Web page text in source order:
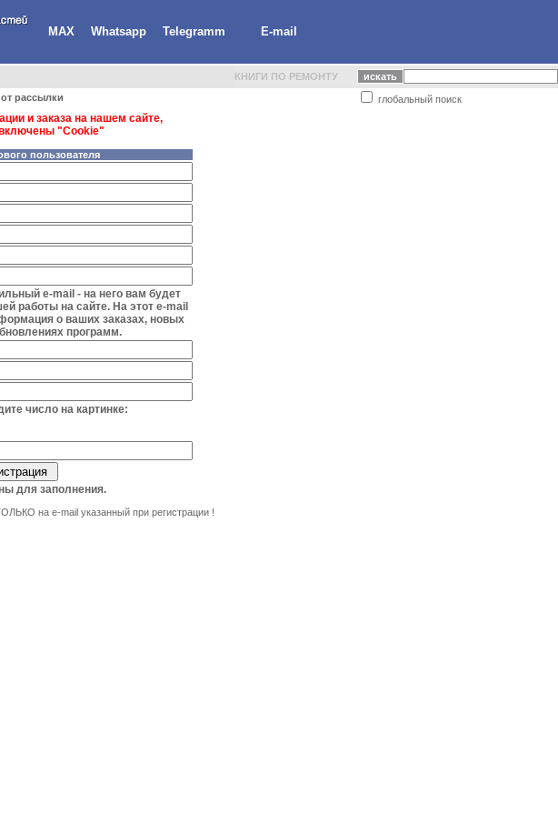
MAX Whatsapp Telegramm E-mail
КНИГИ ПО РЕМОНТУ
глобальный поиск
рассылки
и заказа на нашем сайте,
"Cookie"
пользователя
e-mail - на него вам будет
работы на сайте. На этот e-mail
о ваших заказах, новых
программ.
число на картинке:
для заполнения.
на e-mail указанный при регистрации !